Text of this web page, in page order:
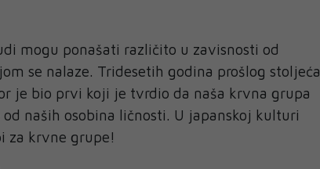
mogu ponašati različito u zavisnosti od
se nalaze. Tridesetih godina prošlog stoljeća
je bio prvi koji je tvrdio da naša krvna grupa
naših osobina ličnosti. U japanskoj kulturi
za krvne grupe!